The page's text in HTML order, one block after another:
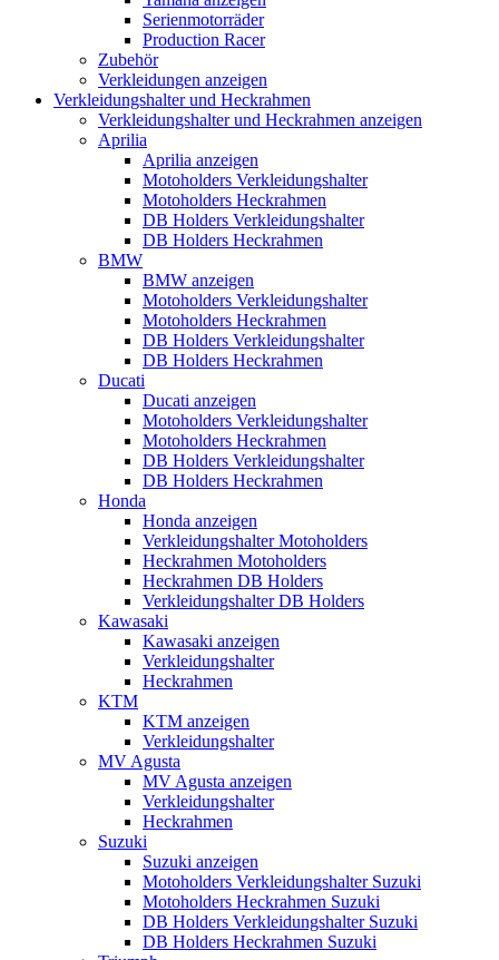
Serienmotorräder
Production Racer
Zubehör
Verkleidungen anzeigen
Verkleidungshalter und Heckrahmen
Verkleidungshalter und Heckrahmen anzeigen
Aprilia
Aprilia anzeigen
Motoholders Verkleidungshalter
Motoholders Heckrahmen
DB Holders Verkleidungshalter
DB Holders Heckrahmen
BMW
BMW anzeigen
Motoholders Verkleidungshalter
Motoholders Heckrahmen
DB Holders Verkleidungshalter
DB Holders Heckrahmen
Ducati
Ducati anzeigen
Motoholders Verkleidungshalter
Motoholders Heckrahmen
DB Holders Verkleidungshalter
DB Holders Heckrahmen
Honda
Honda anzeigen
Verkleidungshalter Motoholders
Heckrahmen Motoholders
Heckrahmen DB Holders
Verkleidungshalter DB Holders
Kawasaki
Kawasaki anzeigen
Verkleidungshalter
Heckrahmen
KTM
KTM anzeigen
Verkleidungshalter
MV Agusta
MV Agusta anzeigen
Verkleidungshalter
Heckrahmen
Suzuki
Suzuki anzeigen
Motoholders Verkleidungshalter Suzuki
Motoholders Heckrahmen Suzuki
DB Holders Verkleidungshalter Suzuki
DB Holders Heckrahmen Suzuki